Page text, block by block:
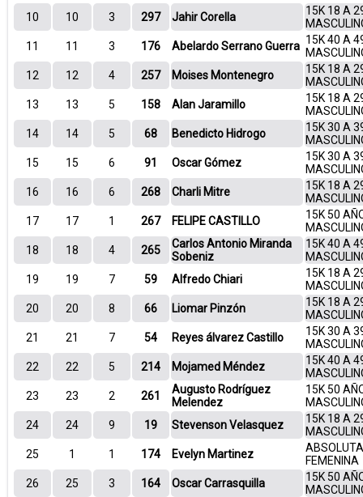
10
10 3 297 Jahir Corella
15K 18 A
11
11 3 176 Abelardo Serrano Guerra 15K 40 A
12
12 4 257 Moises Montenegro
15K 18 A
13
13 5 158 Alan Jaramillo
15K 18 A
14
14 5 68 Benedicto Hidrogo
15K 30 A
15
15 6 91 Oscar Gómez
15K 30 A
16
16 6 268 Charli Mitre
15K 18 A
17
17 1 267 FELIPE CASTILLO
15K 50
18
18 4 265
Carlos Antonio Miranda
Sobeniz
15K 40 A
19
19 7 59 Alfredo Chiari
15K 18 A
20
20 8 66 Liomar Pinzón
15K 18 A
21
21 7 54 Reyes álvarez Castillo
15K 30 A
22
22 5 214 Mojamed Méndez
15K 40 A
23
23 2 261
Augusto Rodríguez
Melendez
15K 50
24
24 9 19 Stevenson Velasquez
15K 18 A
25
1 1 174 Evelyn Martinez
ABSOLUTA
FEMENINA
26
25 3 164 Oscar Carrasquilla
15K 50